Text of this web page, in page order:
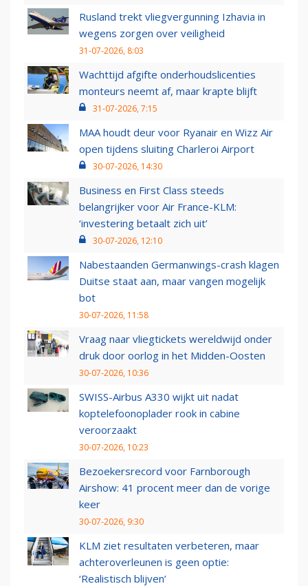
Rusland trekt vliegvergunning Izhavia in
wegens zorgen over veiligheid
31-07-2026, 8:03
Wachttijd afgifte onderhoudslicenties
monteurs neemt af, maar krapte blijft
31-07-2026, 7:15
MAA houdt deur voor Ryanair en Wizz Air
open tijdens sluiting Charleroi Airport
30-07-2026, 14:30
Business en First Class steeds
belangrijker voor Air France-KLM:
‘investering betaalt zich uit’
30-07-2026, 12:10
Nabestaanden Germanwings-crash klagen
Duitse staat aan, maar vangen mogelijk
bot
30-07-2026, 11:58
Vraag naar vliegtickets wereldwijd onder
druk door oorlog in het Midden-Oosten
30-07-2026, 10:36
SWISS-Airbus A330 wijkt uit nadat
koptelefoonoplader rook in cabine
veroorzaakt
30-07-2026, 10:23
Bezoekersrecord voor Farnborough
Airshow: 41 procent meer dan de vorige
keer
30-07-2026, 9:30
KLM ziet resultaten verbeteren, maar
achteroverleunen is geen optie:
‘Realistisch blijven’